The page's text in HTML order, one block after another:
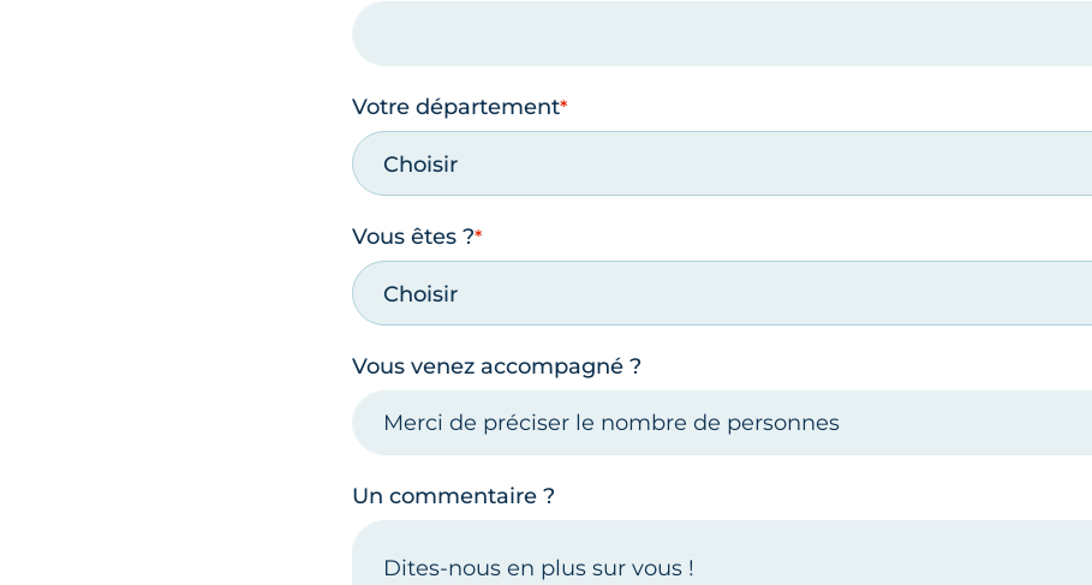
Votre département
Choisir
Vous êtes ?
Choisir
Vous venez accompagné ?
Un commentaire ?